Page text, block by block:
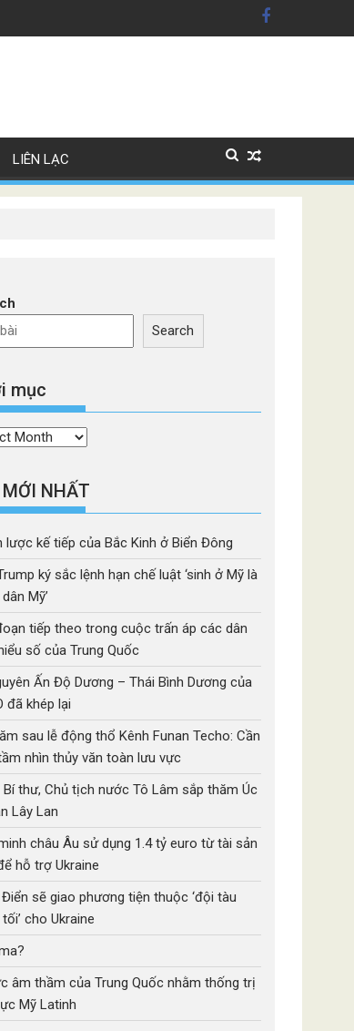
LIÊN LẠC
Search
mục
NHẤT
lược kế tiếp của Bắc Kinh ở Biển Đông
ký sắc lệnh hạn chế luật ‘sinh ở Mỹ là
Mỹ’
tiếp theo trong cuộc trấn áp các dân
số của Trung Quốc
Ấn Độ Dương – Thái Bình Dương của
đã khép lại
sau lễ động thổ Kênh Funan Techo: Cần
nhìn thủy văn toàn lưu vực
Bí thư, Chủ tịch nước Tô Lâm sắp thăm Úc
Lây Lan
châu Âu sử dụng 1.4 tỷ euro từ tài sản
hỗ trợ Ukraine
sẽ giao phương tiện thuộc ‘đội tàu
cho Ukraine
âm thầm của Trung Quốc nhằm thống trị
Mỹ Latinh